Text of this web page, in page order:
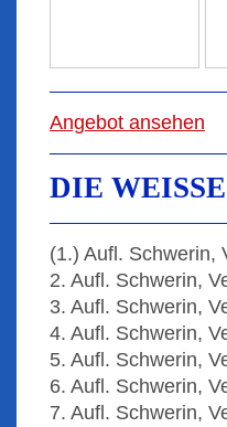
Angebot ansehen
DIE WEISSE
(1.) Aufl. Schwerin,
2. Aufl. Schwerin,
3. Aufl. Schwerin,
4. Aufl. Schwerin,
5. Aufl. Schwerin,
6. Aufl. Schwerin,
7. Aufl. Schwerin,